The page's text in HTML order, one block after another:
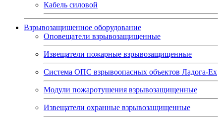
Кабель силовой
Взрывозащищенное оборудование
Оповещатели взрывозащищенные
Извещатели пожарные взрывозащищенные
Система ОПС взрывоопасных объектов Ладога-Ex
Модули пожаротушения взрывозащищенные
Извещатели охранные взрывозащищенные